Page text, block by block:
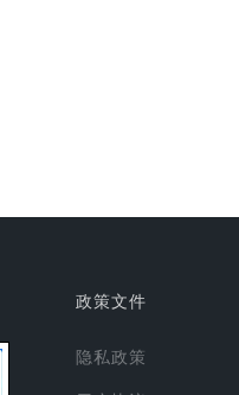
政策文件
隐私政策